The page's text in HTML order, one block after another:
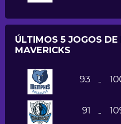
ÚLTIMOS 5 JOGOS
MAVERICKS
93 -
91 -